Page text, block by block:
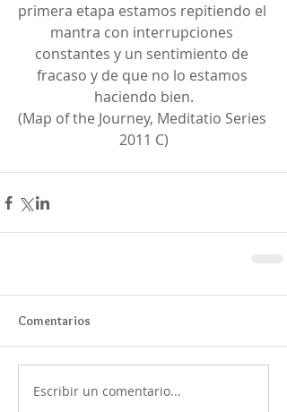
primera etapa estamos repitiendo el
mantra con interrupciones
constantes y un sentimiento de
fracaso y de que no lo estamos
haciendo bien.
(Map of the Journey, Meditatio Series
2011 C)
Comentarios
Escribir un comentario...